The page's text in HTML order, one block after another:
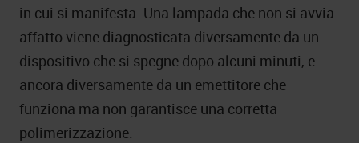
in cui si manifesta. Una lampada che non si avvia
affatto viene diagnosticata diversamente da un
dispositivo che si spegne dopo alcuni minuti, e
ancora diversamente da un emettitore che
funziona ma non garantisce una corretta
polimerizzazione.